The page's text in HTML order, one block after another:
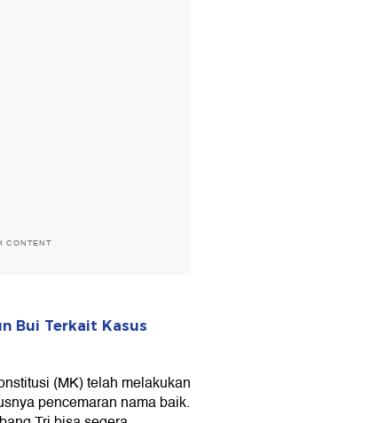
CONTENT
Bui Terkait Kasus
(MK) telah melakukan
pencemaran nama baik.